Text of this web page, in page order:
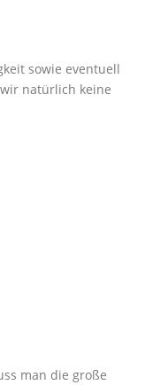
sowie eventuell
natürlich keine
man die große